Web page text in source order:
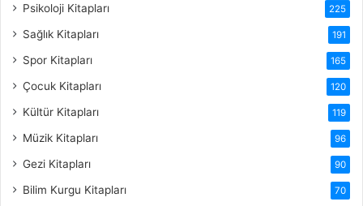
Psikoloji Kitapları 225
Sağlık Kitapları 191
Spor Kitapları 165
Çocuk Kitapları 120
Kültür Kitapları 119
Müzik Kitapları 96
Gezi Kitapları 90
Bilim Kurgu Kitapları 70